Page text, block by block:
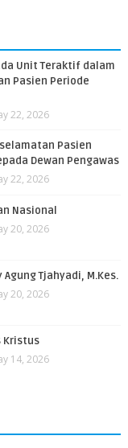
Unit Teraktif dalam
Pasien Periode
22, 2026
Pasien
Dewan Pengawas
22, 2026
Nasional
20, 2026
Tjahyadi, M.Kes.
20, 2026
Kristus
14, 2026